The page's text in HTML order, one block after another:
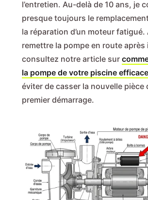
l’entretien. Au-delà de 10 ans, je
presque toujours le
la réparation d’un moteur fatigué.
remettre la pompe en route
consultez notre article sur
la pompe de votre piscine
éviter de casser la nouvelle pièce
premier démarrage.